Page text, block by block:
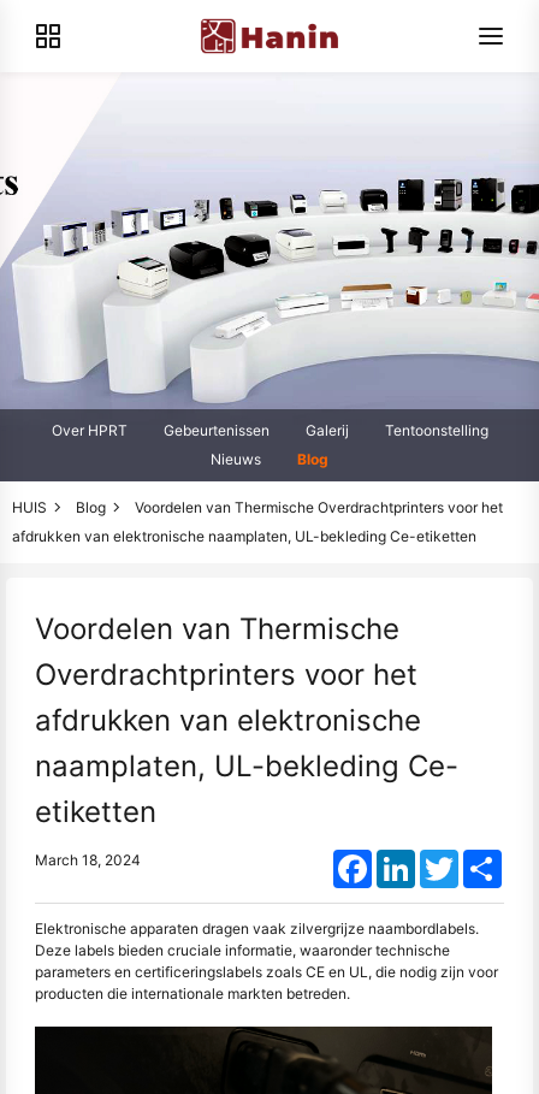
Over HPRT Gebeurtenissen Galerij
Tentoonstelling
Nieuws
Blog
HUIS Blog
Voordelen van Thermische Overdrachtprinters voor het
afdrukken van elektronische naamplaten, UL-bekleding Ce-etiketten
Voordelen van Thermische
Overdrachtprinters voor het
afdrukken van elektronische
naamplaten, UL-bekleding Ce-
etiketten
March 18, 2024 FacebookLinkedInTwitter
Elektronische apparaten dragen vaak zilvergrijze naambordlabels.
Deze labels bieden cruciale informatie, waaronder technische
parameters en certificeringslabels zoals CE en UL, die nodig zijn voor
producten die internationale markten betreden.